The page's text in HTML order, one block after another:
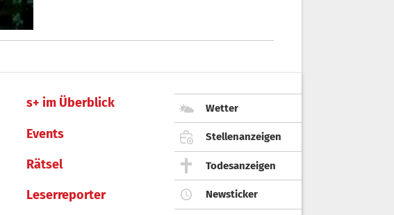
s+ im Überblick
Events
Rätsel
Leserreporter
Wetter
Stellenanzeigen
Todesanzeigen
Newsticker